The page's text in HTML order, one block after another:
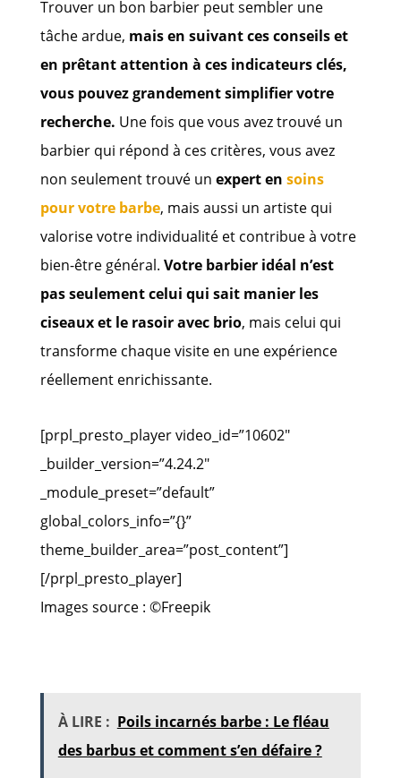
Trouver un bon barbier peut sembler une
tâche ardue, mais en suivant ces conseils et
en prêtant attention à ces indicateurs clés,
vous pouvez grandement simplifier votre
recherche. Une fois que vous avez trouvé un
barbier qui répond à ces critères, vous avez
non seulement trouvé un expert en soins
pour votre barbe, mais aussi un artiste qui
valorise votre individualité et contribue à votre
bien-être général. Votre barbier idéal n’est
pas seulement celui qui sait manier les
ciseaux et le rasoir avec brio, mais celui qui
transforme chaque visite en une expérience
réellement enrichissante.
[prpl_presto_player video_id=”10602″
_builder_version=”4.24.2″
_module_preset=”default”
global_colors_info=”{}”
theme_builder_area=”post_content”]
[/prpl_presto_player]
Images source : ©Freepik
À LIRE : Poils incarnés barbe : Le fléau
des barbus et comment s’en défaire ?